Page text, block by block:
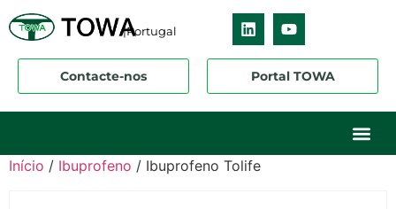
|Portugal
Contacte-nos Portal TOWA
Início / Ibuprofeno / Ibuprofeno Tolife